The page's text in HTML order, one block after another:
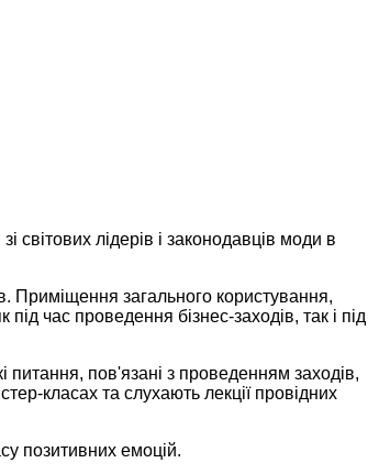
лідерів і законодавців моди в
Приміщення загального користування,
час проведення бізнес-заходів, так і під
пов'язані з проведенням заходів,
класах та слухають лекції провідних
позитивних емоцій.